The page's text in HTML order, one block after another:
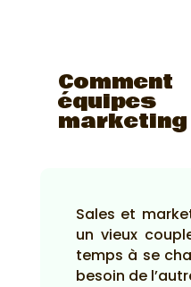
marketing
Sales et
un vieux
temps à se
besoin de